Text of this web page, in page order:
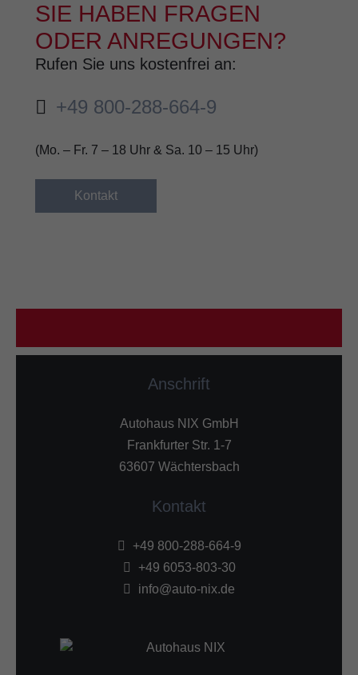
SIE HABEN FRAGEN
ODER ANREGUNGEN?
Rufen Sie uns kostenfrei an:
+49 800-288-664-9
(Mo. – Fr. 7 – 18 Uhr & Sa. 10 – 15 Uhr)
Kontakt
Anschrift
Autohaus NIX GmbH
Frankfurter Str. 1-7
63607 Wächtersbach
Kontakt
+49 800-288-664-9
+49 6053-803-30
info@auto-nix.de